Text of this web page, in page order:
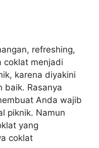
refreshing,
coklat menjadi
karena diyakini
baik. Rasanya
Anda wajib
piknik. Namun
yang
coklat